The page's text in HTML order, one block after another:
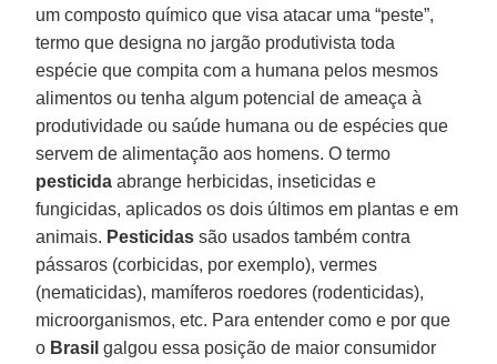
um composto químico que visa atacar uma “peste”,
termo que designa no jargão produtivista toda
espécie que compita com a humana pelos mesmos
alimentos ou tenha algum potencial de ameaça à
produtividade ou saúde humana ou de espécies que
servem de alimentação aos homens. O termo
pesticida abrange herbicidas, inseticidas e
fungicidas, aplicados os dois últimos em plantas e em
animais. Pesticidas são usados também contra
pássaros (corbicidas, por exemplo), vermes
(nematicidas), mamíferos roedores (rodenticidas),
microorganismos, etc. Para entender como e por que
o Brasil galgou essa posição de maior consumidor